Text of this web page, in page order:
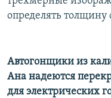
определять толщину
Автогонщики из
Ана надеются
для электрических